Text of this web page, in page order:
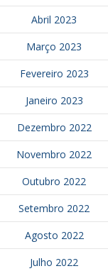
Abril 2023
Março 2023
Fevereiro 2023
Janeiro 2023
Dezembro 2022
Novembro 2022
Outubro 2022
Setembro 2022
Agosto 2022
Julho 2022